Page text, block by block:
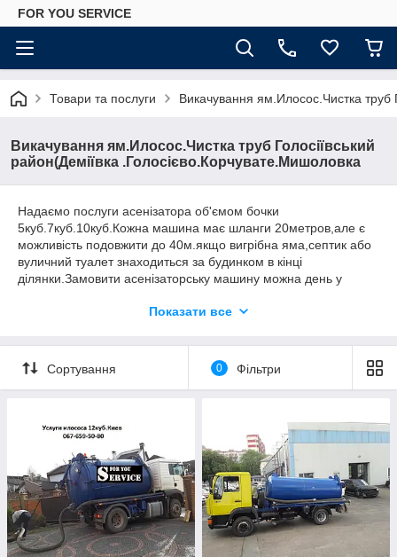
FOR YOU SERVICE
Товари та послуги Викачування ям.Илосос.Чистка труб
Викачування ям.Илосос.Чистка труб Голосіївський
район(Деміївка .Голосієво.Корчувате.Мишоловка
Надаємо послуги асенізатора об'ємом бочки
5куб.7куб.10куб.Кожна машина має шланги 20метров,але є
можливість подовжити до 40м.якщо вигрібна яма,септик або
вуличний туалет знаходиться за будинком в кінці
ділянки.Замовити асенізаторську машину можна день у
готівкою і на карту або на банківський рахунок .Працюємо без
обсягу асенізатора,місця знаходження об'єкта робіт.довжина
шланга.Консультація без платно.
Показати все
Сортування 0 Фільтри